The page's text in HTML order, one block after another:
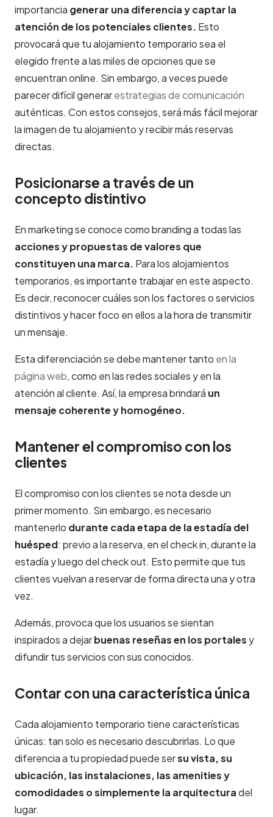
importancia generar una diferencia y captar la
atención de los potenciales clientes. Esto
provocará que tu alojamiento temporario sea el
elegido frente a las miles de opciones que se
encuentran online. Sin embargo, a veces puede
parecer difícil generarestrategias de comunicación
auténticas. Con estos consejos, será más fácil mejorar
la imagen de tu alojamiento y recibir más reservas
directas.
Posicionarse a través de un
concepto distintivo
En marketing se conoce como branding a todas las
acciones y propuestas de valores que
constituyen una marca. Para los alojamientos
temporarios, es importante trabajar en este aspecto.
Es decir, reconocer cuáles son los factores o servicios
distintivos y hacer foco en ellos a la hora de transmitir
un mensaje.
Esta diferenciación se debe mantener tanto en la
página web, como en las redes sociales y en la
atención al cliente. Así, la empresa brindará un
mensaje coherente y homogéneo.
Mantener el compromiso con los
clientes
El compromiso con los clientes se nota desde un
primer momento. Sin embargo, es necesario
mantenerlo durante cada etapa de la estadía del
huésped: previo a la reserva, en el check in, durante la
estadía y luego del check out. Esto permite que tus
clientes vuelvan a reservar de forma directa una y otra
vez.
Además, provoca que los usuarios se sientan
inspirados a dejarbuenas reseñas en los portales y
difundir tus servicios con sus conocidos.
Contar con una característica única
Cada alojamiento temporario tiene características
únicas: tan solo es necesario descubrirlas. Lo que
diferencia a tu propiedad puede sersu vista, su
ubicación, las instalaciones, las amenities y
comodidades o simplemente la arquitecturadel
lugar.